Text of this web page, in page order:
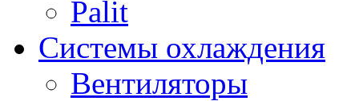
Palit
Системы охлаждения
Вентиляторы